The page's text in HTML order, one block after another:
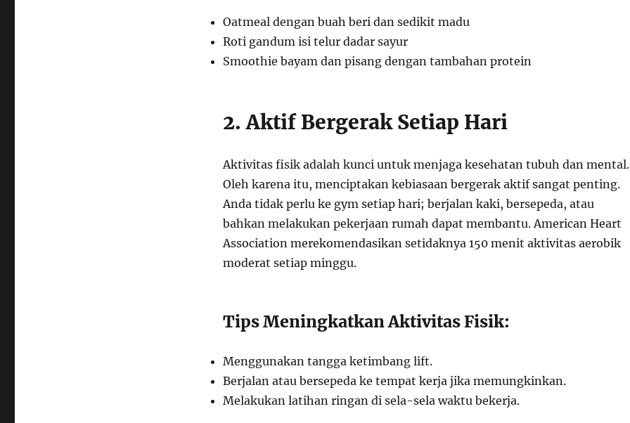
Oatmeal dengan buah beri dan sedikit madu
Roti gandum isi telur dadar sayur
Smoothie bayam dan pisang dengan tambahan protein
2. Aktif Bergerak Setiap Hari
Aktivitas fisik adalah kunci untuk menjaga kesehatan tubuh dan mental.
Oleh karena itu, menciptakan kebiasaan bergerak aktif sangat penting.
Anda tidak perlu ke gym setiap hari; berjalan kaki, bersepeda, atau
bahkan melakukan pekerjaan rumah dapat membantu. American Heart
Association merekomendasikan setidaknya 150 menit aktivitas aerobik
moderat setiap minggu.
Tips Meningkatkan Aktivitas Fisik:
Menggunakan tangga ketimbang lift.
Berjalan atau bersepeda ke tempat kerja jika memungkinkan.
Melakukan latihan ringan di sela-sela waktu bekerja.